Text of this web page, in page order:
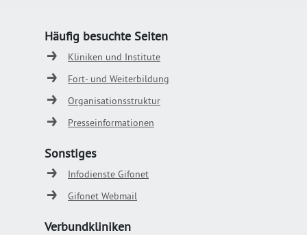
Häufig besuchte Seiten
Kliniken und Institute
Fort- und Weiterbildung
Organisationsstruktur
Presseinformationen
Sonstiges
Infodienste Gifonet
Gifonet Webmail
Verbundkliniken